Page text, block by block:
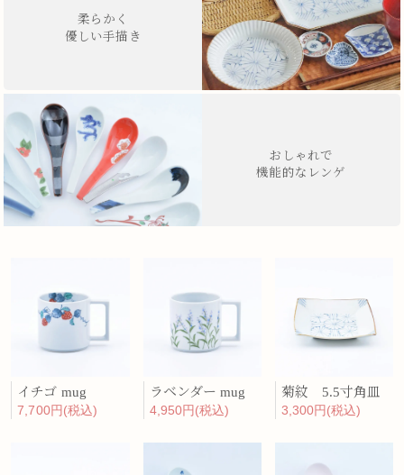
柔らかく
優しい手描き
おしゃれで
機能的なレンゲ
イチゴ mug
7,700円(税込)
ラベンダー mug
4,950円(税込)
菊紋 5.5寸角皿
3,300円(税込)